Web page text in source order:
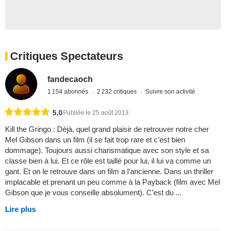
Critiques Spectateurs
fandecaoch
1 154 abonnés 2 232 critiques Suivre son activité
5,0Publiée le 25 août 2013
Kill the Gringo : Déjà, quel grand plaisir de retrouver notre cher
Mel Gibson dans un film (il se fait trop rare et c’est bien
dommage). Toujours aussi charismatique avec son style et sa
classe bien à lui. Et ce rôle est taillé pour lui, il lui va comme un
gant. Et on le retrouve dans un film a l’ancienne. Dans un thriller
implacable et prenant un peu comme à la Payback (film avec Mel
Gibson que je vous conseille absolument). C’est du ...
Lire plus